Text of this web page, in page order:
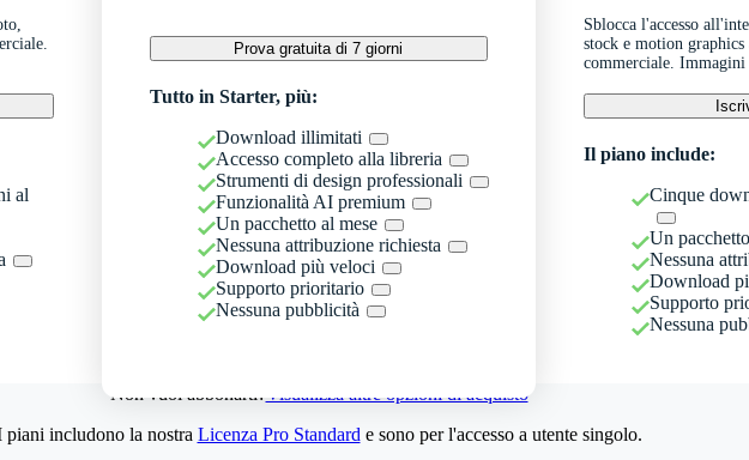
al
Prova gratuita di 7 giorni
Tutto in Starter, più:
Download illimitati
Accesso completo alla libreria
Strumenti di design professionali
Funzionalità AI premium
Un pacchetto al mese
Nessuna attribuzione richiesta
Download più veloci
Supporto prioritario
Nessuna pubblicità
Sblocca l'accesso
stock e motion
commerciale. Immagini
Il piano include:
Cinque
Un
Nessuna
Download
Supporto
Nessuna
Non vuoi abbonarti?Visualizza altre opzioni di acquisto
piani includono la nostra Licenza Pro Standard e sono per l'accesso a utente singolo.